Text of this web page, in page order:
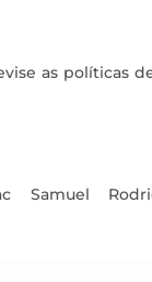
as políticas
Samuel